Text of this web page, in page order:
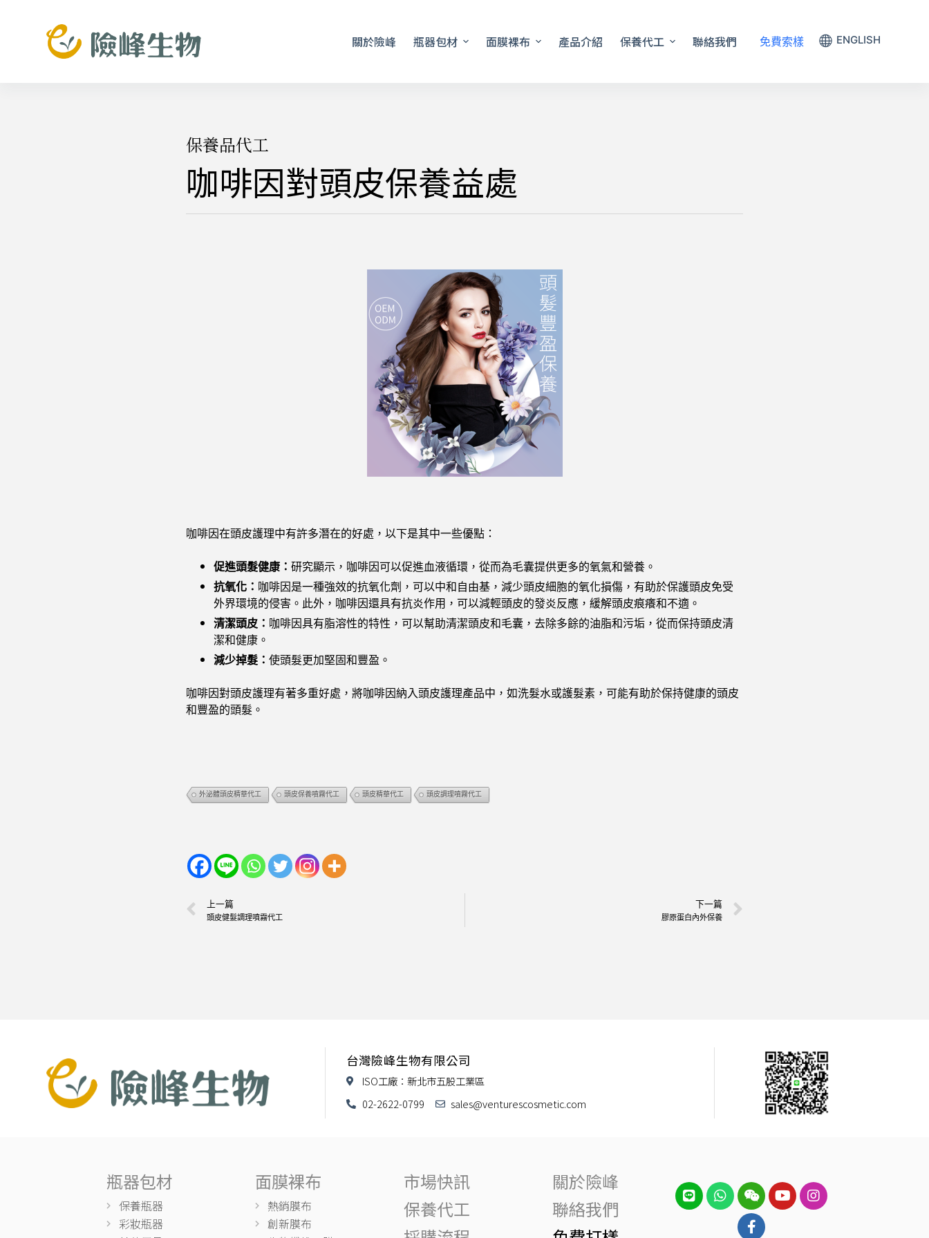
關於險峰 瓶器包材 面膜裸布 產品介紹 保養代工 聯絡我們 免費索樣 ENGLISH
保養品代工
咖啡因對頭皮保養益處
咖啡因在頭皮護理中有許多潛在的好處，以下是其中一些優點：
促進頭髮健康： 研究顯示，咖啡因可以促進血液循環，從而為毛囊提供更多的氧氣和營養。
抗氧化： 咖啡因是一種強效的抗氧化劑，可以中和自由基，減少頭皮細胞的氧化損傷，有助於保護頭皮免受
外界環境的侵害。此外，咖啡因還具有抗炎作用，可以減輕頭皮的發炎反應，緩解頭皮痕癢和不適。
清潔頭皮： 咖啡因具有脂溶性的特性，可以幫助清潔頭皮和毛囊，去除多餘的油脂和污垢，從而保持頭皮清
潔和健康。
減少掉髮： 使頭髮更加堅固和豐盈。
咖啡因對頭皮護理有著多重好處，將咖啡因納入頭皮護理產品中，如洗髮水或護髮素，可能有助於保持健康的頭皮
和豐盈的頭髮。
外泌體頭皮精華代工 頭皮保養噴霧代工 頭皮精華代工 頭皮調理噴霧代工
上一篇
頭皮健髮調理噴霧代工
下一篇
膠原蛋白內外保養
台灣險峰生物有限公司
ISO工廠：新北市五股工業區
02-2622-0799
sales@venturescosmetic.com
瓶器包材
保養瓶器
彩妝瓶器
面膜裸布
熱銷膜布
創新膜布
市場快訊
保養代工
關於險峰
聯絡我們